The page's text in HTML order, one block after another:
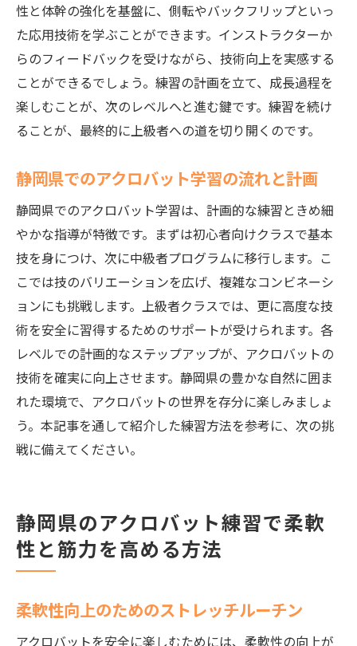
性と体幹の強化を基盤に、側転やバックフリップといっ
た応用技術を学ぶことができます。インストラクターか
らのフィードバックを受けながら、技術向上を実感する
ことができるでしょう。練習の計画を立て、成長過程を
楽しむことが、次のレベルへと進む鍵です。練習を続け
ることが、最終的に上級者への道を切り開くのです。
静岡県でのアクロバット学習の流れと計画
静岡県でのアクロバット学習は、計画的な練習ときめ細
やかな指導が特徴です。まずは初心者向けクラスで基本
技を身につけ、次に中級者プログラムに移行します。こ
こでは技のバリエーションを広げ、複雑なコンビネーシ
ョンにも挑戦します。上級者クラスでは、更に高度な技
術を安全に習得するためのサポートが受けられます。各
レベルでの計画的なステップアップが、アクロバットの
技術を確実に向上させます。静岡県の豊かな自然に囲ま
れた環境で、アクロバットの世界を存分に楽しみましょ
う。本記事を通して紹介した練習方法を参考に、次の挑
戦に備えてください。
静岡県のアクロバット練習で柔軟
性と筋力を高める方法
柔軟性向上のためのストレッチルーチン
アクロバットを安全に楽しむためには、柔軟性の向上が